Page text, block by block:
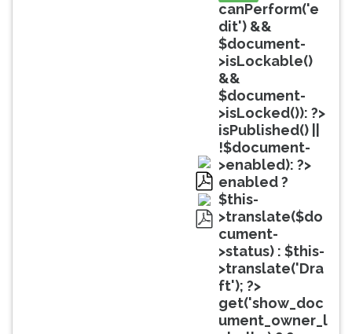
pdf
pdf
canPerform('e
dit') &&
$document-
>isLockable()
&&
$document-
>isLocked()): ?>
isPublished() ||
!$document-
>enabled): ?>
enabled ?
$this-
>translate($do
cument-
>status) : $this-
>translate('Dra
ft'); ?>
get('show_doc
ument_owner_l